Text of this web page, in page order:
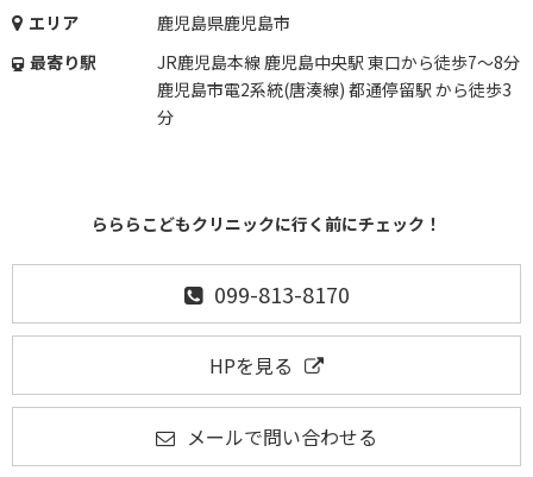
エリア
鹿児島県鹿児島市
最寄り駅
JR鹿児島本線 鹿児島中央駅 東口から徒歩7～8分
鹿児島市電2系統(唐湊線) 都通停留駅 から徒歩3
分
らららこどもクリニックに行く前にチェック！
099-813-8170
HPを見る
メールで問い合わせる